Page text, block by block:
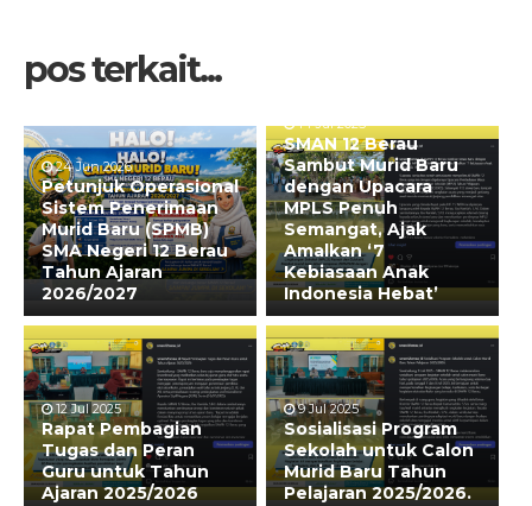
pos terkait...
24 Jun 2026
Petunjuk Operasional
Sistem Penerimaan
Murid Baru (SPMB)
SMA Negeri 12 Berau
Tahun Ajaran
2026/2027
14 Jul 2025
SMAN 12 Berau
Sambut Murid Baru
dengan Upacara
MPLS Penuh
Semangat, Ajak
Amalkan ‘7
Kebiasaan Anak
Indonesia Hebat’
12 Jul 2025
Rapat Pembagian
Tugas dan Peran
Guru untuk Tahun
Ajaran 2025/2026
9 Jul 2025
Sosialisasi Program
Sekolah untuk Calon
Murid Baru Tahun
Pelajaran 2025/2026.